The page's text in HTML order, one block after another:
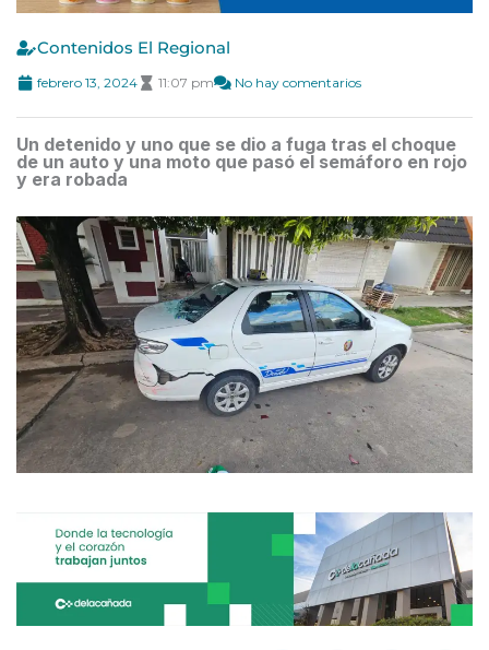
Contenidos El Regional
febrero 13, 2024 11:07 pm No hay comentarios
Un detenido y uno que se dio a fuga tras el choque
de un auto y una moto que pasó el semáforo en rojo
y era robada